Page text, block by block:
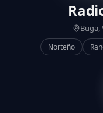
Buga,
Norteño